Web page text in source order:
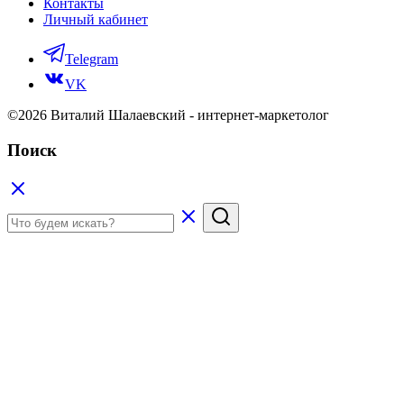
Контакты
Личный кабинет
Telegram
VK
©2026 Виталий Шалаевский - интернет-маркетолог
Поиск